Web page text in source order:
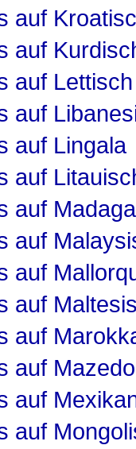
auf
auf
auf Lettisch
auf
auf Lingala
auf
auf
auf
auf
auf
auf
auf
auf
auf